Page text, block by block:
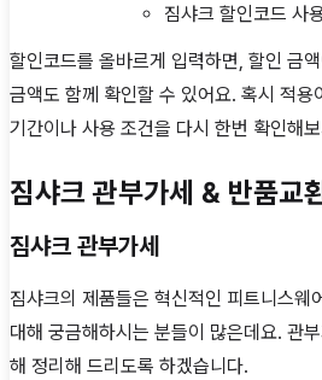
짐샤크 할인코드 사
할인코드를 올바르게 입력하면, 할인 금
금액도 함께 확인할 수 있어요. 혹시 적용
기간이나 사용 조건을 다시 한번 확인해
짐샤크 관부가세 & 반품교
짐샤크 관부가세
짐샤크의 제품들은 혁신적인 피트니스웨
대해 궁금해하시는 분들이 많은데요. 관
해 정리해 드리도록 하겠습니다.